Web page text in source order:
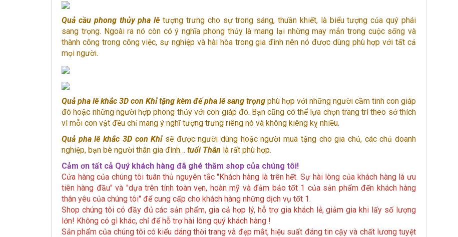
Quả cầu phong thủy pha lê tượng trưng cho sự trong sáng, thuần khiết, là biểu tượng của quý phái
sang trọng. Ngoài ra nó còn có ý nghĩa phong thủy là mang lại những may mắn trong cuộc sống và
thành công trong công việc, sự nghiệp và hài hòa trong gia đình nên nó được dùng phù hợp với tất cả
mọi người.
Quả pha lê khắc 3D con Khỉ tặng kèm đế pha lê sang trọng phù hợp với những người cầm tinh con giáp
đó hoặc những người hợp phong thủy với con giáp đó. Bạn cũng có thể lựa chọn trang trí theo sở thích
vì mỗi con vật đều chỉ mang ý nghĩ tượng trưng riêng nó và không kiêng kỵ nhiều.
Quả pha lê khắc 3D con Khỉ sẽ được người dùng hoặc người mua tặng cho gia chủ, các chủ doanh
nghiệp, bạn bè người thân gia đình… tuổi Thân là rất phù hợp.
Cảm ơn tất cả Quý khách hàng đã ghé thăm shop của chúng tôi!
Cửa hàng của chúng tôi tuân thủ nguyên tắc "Khách hàng là trên hết. Sự hài lòng của khách hàng là ưu
tiên hàng đầu" và "dựa trên tính toàn vẹn, hoàn mỹ và đảm bảo tốt 1 của sản phẩm đến khách hàng
thân yêu của chúng tôi" để cung cấp cho khách hàng những dịch vụ tốt 1.
Shop chúng tôi có đầy đủ các sản phẩm, gia cả hợp lý, hỗ trợ gia khách lẻ, giảm gia khi lấy số lượng
lớn! Không có gì khác, chỉ để hỗ trợ hài lòng quý khách hàng !
Sản phẩm của chúng tôi có kiểu dáng thời trang và đẹp mắt, hiệu suất đáng tin cậy và chất lương tuyệt